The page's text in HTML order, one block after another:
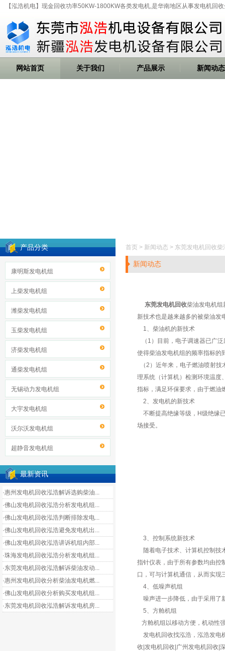
【泓浩机电】现金回收功率50KW-1800KW各类发电机,是华南地区从事发电机
网站首页 关于我们 产品展示 新闻动态
产品分类
康明斯发电机组
上柴发电机组
潍柴发电机组
玉柴发电机组
济柴发电机组
通柴发电机组
无锡动力发电机组
大宇发电机组
沃尔沃发电机组
超静音发电机组
最新资讯
·惠州发电机回收泓浩解诉选购柴油...
·佛山发电机回收泓浩分析发电机组...
·佛山发电机回收泓浩判断排除发电...
·佛山发电机回收泓浩避免发电机出...
·佛山发电机回收泓浩讲诉机组内部...
·珠海发电机回收泓浩分析发电机组...
·东莞发电机回收泓浩解诉柴油发动...
·惠州发电机回收分析柴油发电机燃...
·佛山发电机回收分析购买发电机组...
·东莞发电机回收泓浩解诉发电机房...
首页 > 新闻动态 > 东莞发电机回收
新闻动态
东莞发电机回收柴油发电机组
新技术也是越来越多的被柴油发
1、柴油机的新技术
（1）目前，电子调速器已广
使得柴油发电机组的频率指标的
（2）近年来，电子燃油喷射
理系统（计算机）检测环境温度
指标，满足环保要求，由于燃油
2、发电机的新技术
不断提高绝缘等级，H级绝缘
场接受。
3、控制系统新技术
随着电子技术、计算机控制技
指针仪表，由于所有参数均由控
口，可与计算机通信，从而实现
4、低噪声机组
噪声进一步降低，由于采用了
5、方舱机组
方舱机组以移动方便，机动性
发电机回收找泓浩，泓浩发电
收|发电机回收|广州发电机回收|